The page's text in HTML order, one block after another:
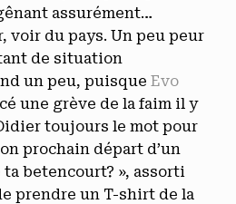
assurément…
voir du pays. Un peu peur
de situation
un peu, puisque Evo
une grève de la faim il y
toujours le mot pour
prochain départ d’un
ta betencourt? », assorti
prendre un T-shirt de la